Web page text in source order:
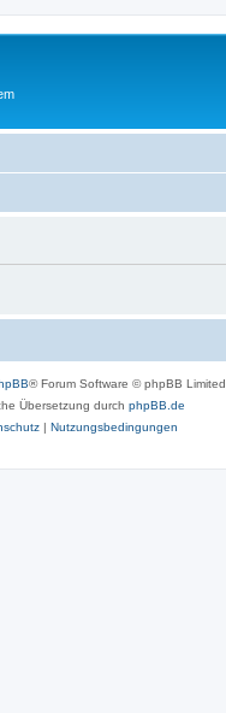
® Forum Software © phpBB Limited
Übersetzung durch phpBB.de
| Nutzungsbedingungen